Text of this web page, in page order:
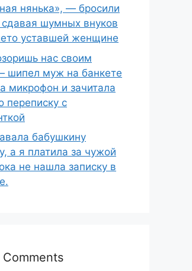
нянька», — бросили
шумных внуков
уставшей женщине
нас своим
шипел муж на банкете
микрофон и зачитала
переписку с
бабушкину
а я платила за чужой
не нашла записку в